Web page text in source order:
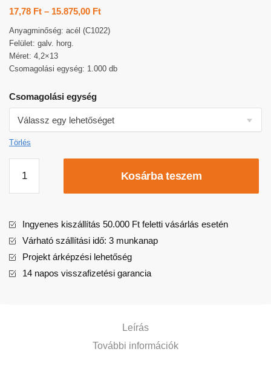
17,78 Ft – 15.875,00 Ft
Anyagminőség: acél (C1022)
Felület: galv. horg.
Méret: 4,2×13
Csomagolási egység: 1.000 db
Csomagolási egység
Törlés
Kosárba teszem
Ingyenes kiszállítás 50.000 Ft feletti vásárlás esetén
Várható szállítási idő: 3 munkanap
Projekt árképzési lehetőség
14 napos visszafizetési garancia
Leírás
További információk